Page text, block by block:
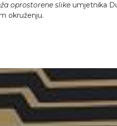
oprostorene slike umjetnika
okruženju.